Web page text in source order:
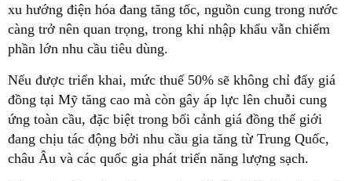
xu hướng điện hóa đang tăng tốc, nguồn cung trong nước
càng trở nên quan trọng, trong khi nhập khẩu vẫn chiếm
phần lớn nhu cầu tiêu dùng.
Nếu được triển khai, mức thuế 50% sẽ không chỉ đẩy giá
đồng tại Mỹ tăng cao mà còn gây áp lực lên chuỗi cung
ứng toàn cầu, đặc biệt trong bối cảnh giá đồng thế giới
đang chịu tác động bởi nhu cầu gia tăng từ Trung Quốc,
châu Âu và các quốc gia phát triển năng lượng sạch.